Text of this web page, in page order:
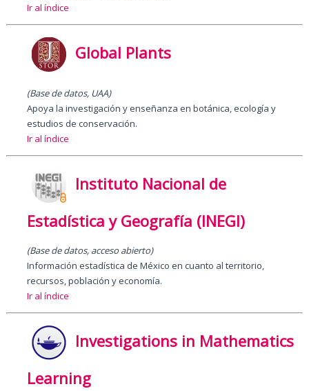
Ir al índice
Global Plants
(Base de datos, UAA)
Apoya la investigación y enseñanza en botánica, ecología y
estudios de conservación.
Ir al índice
Instituto Nacional de
Estadística y Geografía (INEGI)
(Base de datos, acceso abierto)
Información estadística de México en cuanto al territorio,
recursos, población y economía.
Ir al índice
Investigations in Mathematics
Learning